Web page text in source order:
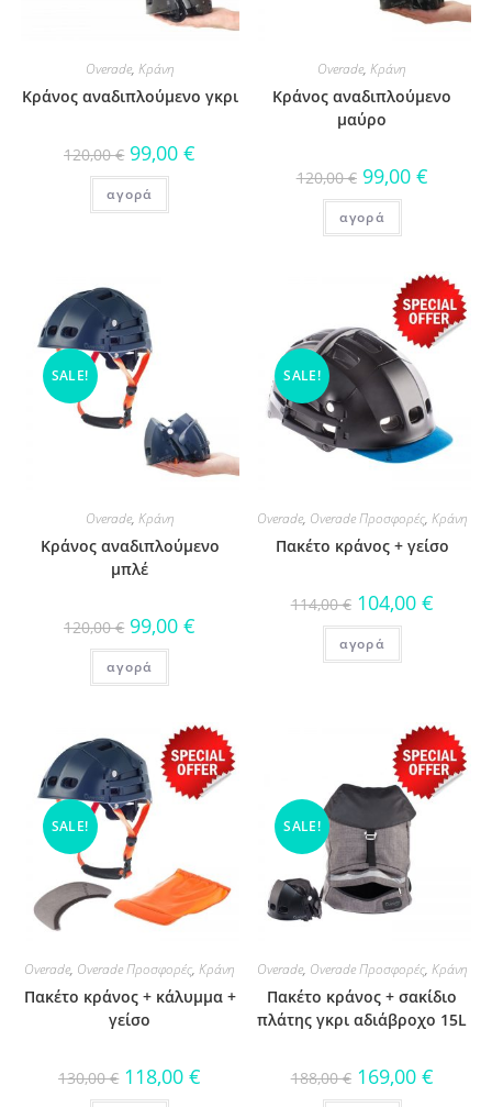
Overade, Κράνη
Κράνος αναδιπλούμενο γκρι
120,00€ 99,00€
αγορά
Overade,Κράνη
Κράνος αναδιπλούμενο
μαύρο
120,00€ 99,00 €
αγορά
SALE!
Overade, Κράνη
Κράνος αναδιπλούμενο
μπλέ
120,00€ 99,00€
αγορά
SALE!
Overade, Overade Προσφορές, Κράνη
Πακέτο κράνος + γείσο
114,00€ 104,00 €
αγορά
SALE!
Overade, Overade Προσφορές,Κράνη
Πακέτο κράνος + κάλυμμα +
γείσο
130,00€ 118,00€
SALE!
Overade, Overade Προσφορές, Κράνη
Πακέτο κράνος + σακίδιο
πλάτης γκρι αδιάβροχο 15L
188,00€ 169,00 €